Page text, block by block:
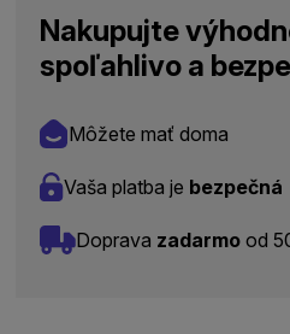
Nakupujte
spoľahlivo a
Môžete mať doma
Vaša platba je bezpečná
Doprava zadarmo od